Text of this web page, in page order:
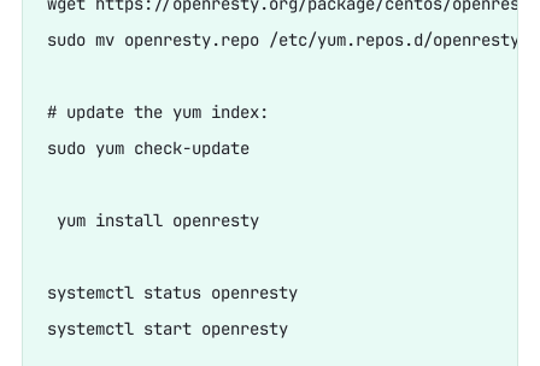
sudo mv openresty.repo /etc/yum.repos.d/
# update the yum index:
sudo yum check-update
yum install openresty
systemctl status openresty
systemctl start openresty